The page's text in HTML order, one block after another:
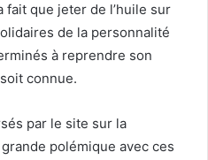
fait que jeter de l’huile sur
de la personnalité
à reprendre son
connue.
par le site sur la
polémique avec ces